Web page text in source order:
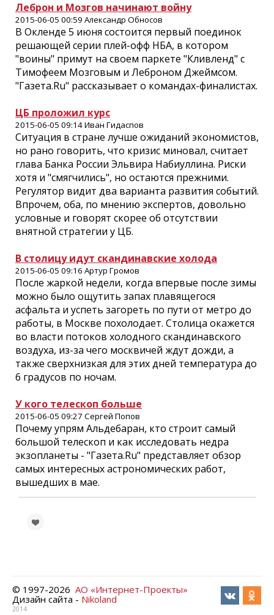
Леброн и Мозгов начинают войну
2015-06-05 00:59 Александр Обносов
В Окленде 5 июня состоится первый поединок
решающей серии плей-офф НБА, в котором
"воины" примут на своем паркете "Кливленд" с
Тимофеем Мозговым и Леброном Джеймсом.
"Газета.Ru" рассказывает о командах-финалистах.
ЦБ проложил курс
2015-06-05 09:14 Иван Гидаспов
Ситуация в стране лучше ожиданий экономистов,
но рано говорить, что кризис миновал, считает
глава Банка России Эльвира Набиуллина. Риски
хотя и "смягчились", но остаются прежними.
Регулятор видит два варианта развития событий.
Впрочем, оба, по мнению экспертов, довольно
условные и говорят скорее об отсутствии
внятной стратегии у ЦБ.
В столицу идут скандинавские холода
2015-06-05 09:16 Артур Громов
После жаркой недели, когда впервые после зимы
можно было ощутить запах плавящегося
асфальта и успеть загореть по пути от метро до
работы, в Москве похолодает. Столица окажется
во власти потоков холодного скандинавского
воздуха, из-за чего москвичей ждут дожди, а
также сверхнизкая для этих дней температура до
6 градусов по ночам.
У кого телескоп больше
2015-06-05 09:27 Сергей Попов
Почему упрям Альдебаран, кто строит самый
большой телескоп и как исследовать недра
экзопланеты - "Газета.Ru" представляет обзор
самых интересных астрономических работ,
вышедших в мае.
© 1997-2026 АО «Интернет-Проекты»
Дизайн сайта - Nikoland
2014